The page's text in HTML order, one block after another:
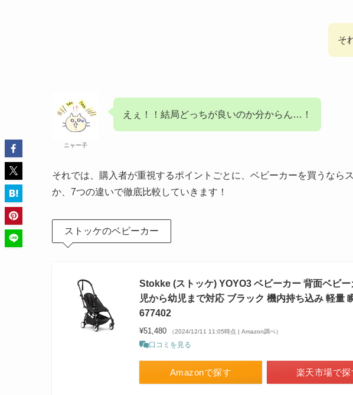
そ
ニャー子
えぇ！！結局どっちが良いのか分からん…！
それでは、購入者が重視するポイントごとに、ベビーカーを買うなら
か、7つの違いで徹底比較していきます！
ストッケのベビーカー
Stokke (ストッケ) YOYO3 ベビーカー 背面ベビ
児から幼児まで対応 ブラック 機内持ち込み 軽量
677402
¥51,480 （2024/12/11 11:05時点 | Amazon調べ）
口コミを見る
Amazonで探す 楽天市場で探